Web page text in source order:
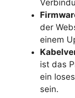
der
einem
ist das
ein
sein.